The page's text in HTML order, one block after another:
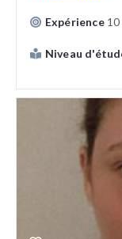
Expérience 10
Niveau